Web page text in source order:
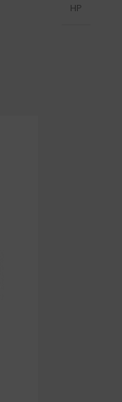
HP